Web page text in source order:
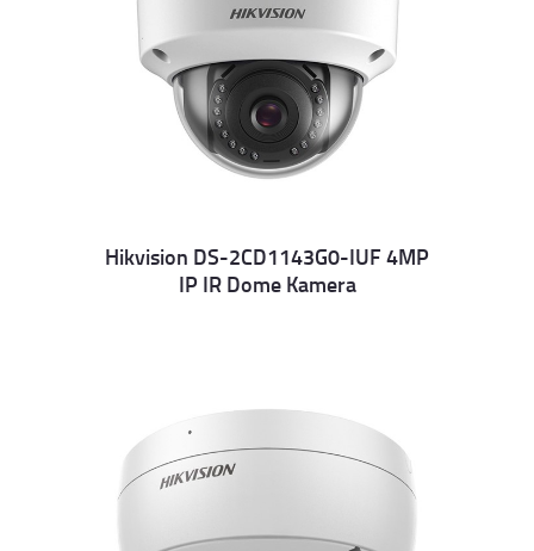
Details
Hikvision DS-2CD1143G0-IUF 4MP
IP IR Dome Kamera